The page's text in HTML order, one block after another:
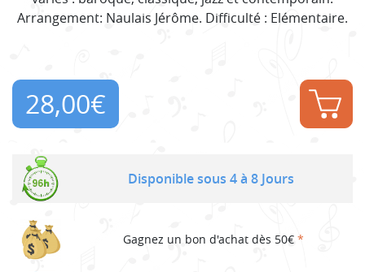
Arrangement: Naulais Jérôme. Difficulté : Elémentaire.
28,00€
Disponible sous 4 à 8 Jours
Gagnez un bon d'achat dès 50€ *